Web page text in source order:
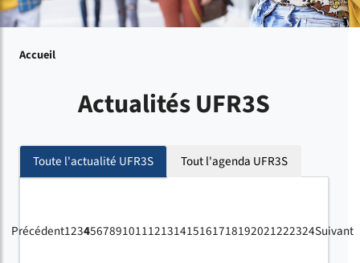
Accueil
Actualités UFR3S
Toute l'actualité UFR3S Tout l'agenda UFR3S
Précédent123456789101112131415161718192021222324Suivant